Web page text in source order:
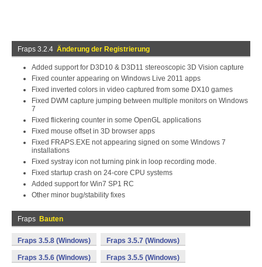
Fraps 3.2.4 Änderung der Registrierung
Added support for D3D10 & D3D11 stereoscopic 3D Vision capture
Fixed counter appearing on Windows Live 2011 apps
Fixed inverted colors in video captured from some DX10 games
Fixed DWM capture jumping between multiple monitors on Windows
7
Fixed flickering counter in some OpenGL applications
Fixed mouse offset in 3D browser apps
Fixed FRAPS.EXE not appearing signed on some Windows 7
installations
Fixed systray icon not turning pink in loop recording mode.
Fixed startup crash on 24-core CPU systems
Added support for Win7 SP1 RC
Other minor bug/stability fixes
Fraps Bauten
Fraps 3.5.8 (Windows) Fraps 3.5.7 (Windows)
Fraps 3.5.6 (Windows) Fraps 3.5.5 (Windows)